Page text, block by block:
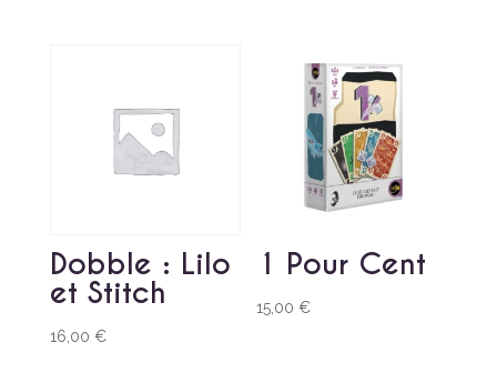
Dobble : Lilo
et Stitch
16,00 €
1 Pour Cent
15,00€